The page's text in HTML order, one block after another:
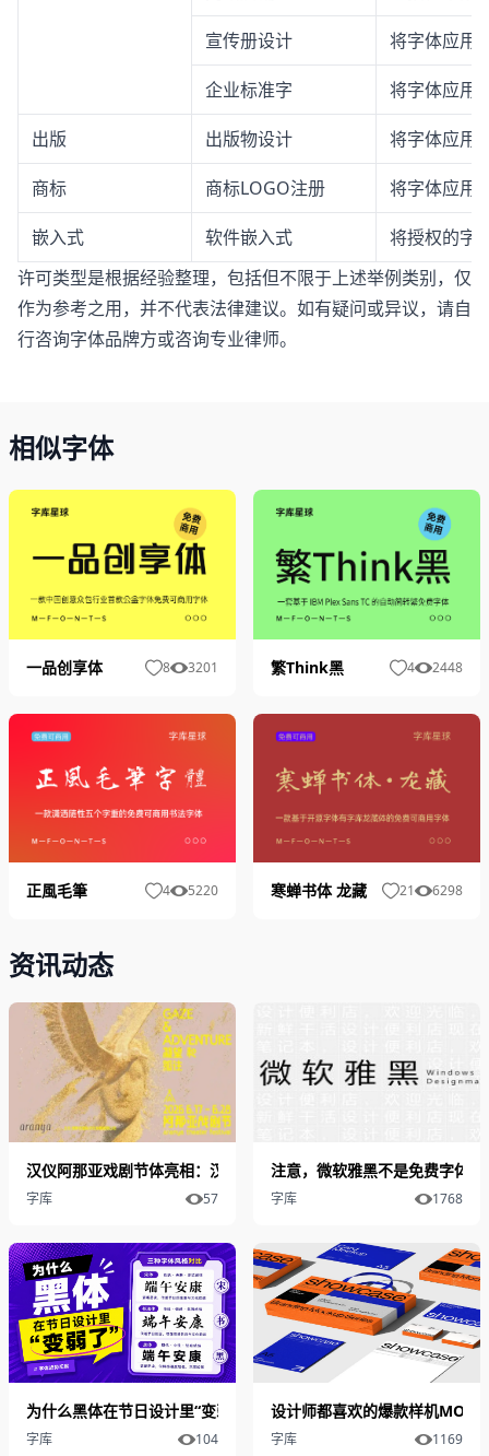
宣传册设计 将字体应用
企业标准字 将字体应用
出版 出版物设计 将字体应用
商标 商标LOGO注册 将字体应用
嵌入式 软件嵌入式
将授权的字
许可类型是根据经验整理，包括但不限于上述举例类别，仅
作为参考之用，并不代表法律建议。如有疑问或异议，请自
行咨询字体品牌方或咨询专业律师。
相似字体
一品创享体 8 3201 繁Think黑 4 2448
正風毛筆 4 5220 寒蝉书体 龙藏 21 6298
资讯动态
汉仪阿那亚戏剧节体亮相：汉仪股份持续探索字体IP与文旅融合创新
字库 57
注意，微软雅黑不是免费字体
字库 1768
为什么黑体在节日设计里“变弱了”？
字库 104
设计师都喜欢的爆款样机
字库 1169